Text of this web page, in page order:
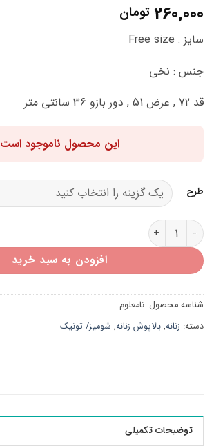
260,000 تومان
سایز : Free size
جنس : نخی
قد 72 , عرض 51 , دور بازو 36 سانتی متر
این محصول ناموجود است
طرح
شومیز نخی راه راه A41052 عدد
افزودن به سبد خرید
شناسه محصول: نامعلوم
دسته: زنانه, بالاپوش زنانه, شومیز/ تونیک
توضیحات تکمیلی